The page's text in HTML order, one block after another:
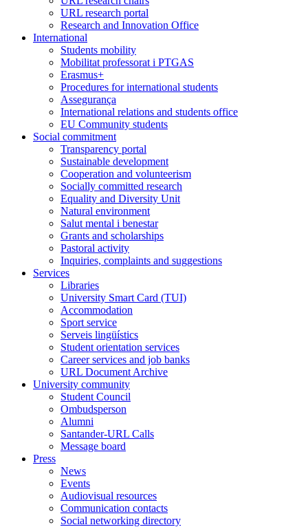
URL research portal
Research and Innovation Office
International
Students mobility
Mobilitat professorat i PTGAS
Erasmus+
Procedures for international students
Assegurança
International relations and students office
EU Community students
Social commitment
Transparency portal
Sustainable development
Cooperation and volunteerism
Socially committed research
Equality and Diversity Unit
Natural environment
Salut mental i benestar
Grants and scholarships
Pastoral activity
Inquiries, complaints and suggestions
Services
Libraries
University Smart Card (TUI)
Accommodation
Sport service
Serveis lingüístics
Student orientation services
Career services and job banks
URL Document Archive
University community
Student Council
Ombudsperson
Alumni
Santander-URL Calls
Message board
Press
News
Events
Audiovisual resources
Communication contacts
Social networking directory